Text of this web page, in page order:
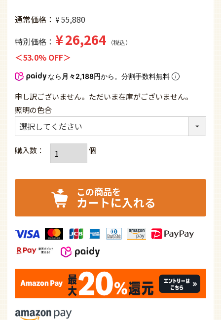
通常価格 ¥55,880
特別価格
¥26,264 税込
53.0% OFF
なら 月々2,188円から。分割手数料無料
申し訳ございません。ただいま在庫がございません。
照明の色合
カートに入れる